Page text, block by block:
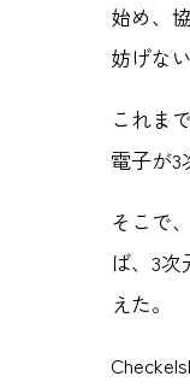
始め、
妨げな
これま
電子が3
そこで
ば、3
えた。